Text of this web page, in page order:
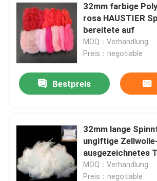
32mm farbige
rosa HAUSTIER
bereitete auf
MOQ：Verhandlung
Preis：negotiable
Bestpreis
32mm lange
ungiftige
ausgezeichnetes
MOQ：Verhandlung
Preis：negotiable